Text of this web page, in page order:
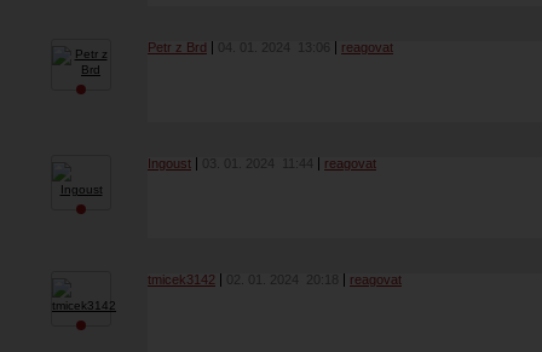
Petr z Brd 04. 01. 2024 13:06 reagovat
Ingoust 03. 01. 2024 11:44 reagovat
tmicek3142 02. 01. 2024 20:18 reagovat